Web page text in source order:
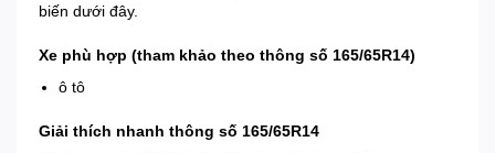
biến dưới đây.
Xe phù hợp (tham khảo theo thông số 165/65R14)
ô tô
Giải thích nhanh thông số 165/65R14